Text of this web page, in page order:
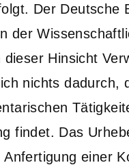
Der Deutsche
der
Hinsicht
nichts dadurch,
findet. Das
einer